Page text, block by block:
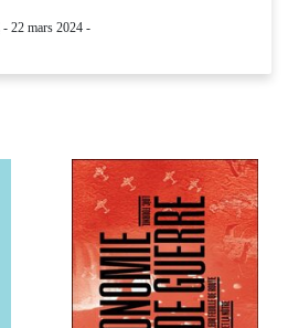
- 22 mars 2024 -